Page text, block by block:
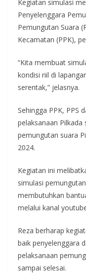
Kegiatan simulasi
Penyelenggara
Pemungutan Suara
Kecamatan (PPK),
“Kita membuat
kondisi riil di
serentak,” jelasnya.
Sehingga PPK, PPS
pelaksanaan
pemungutan suara
2024.
Kegiatan ini
simulasi
membutuhkan
melalui kanal
Reza berharap
baik penyelenggara
pelaksanaan
sampai selesai.